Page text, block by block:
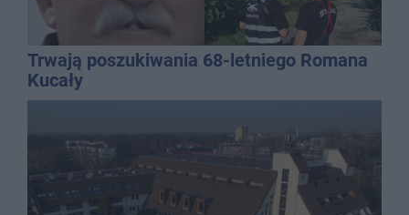
Trwają poszukiwania 68-letniego Romana
Kucały